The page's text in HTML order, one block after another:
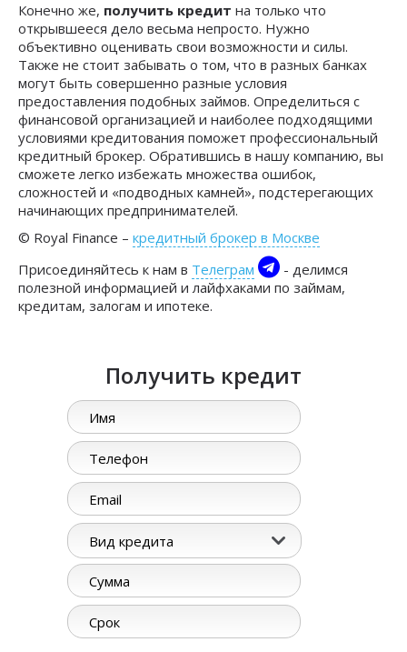
Конечно же, получить кредит на только что
открывшееся дело весьма непросто. Нужно
объективно оценивать свои возможности и силы.
Также не стоит забывать о том, что в разных банках
могут быть совершенно разные условия
предоставления подобных займов. Определиться с
финансовой организацией и наиболее подходящими
условиями кредитования поможет профессиональный
кредитный брокер. Обратившись в нашу компанию, вы
сможете легко избежать множества ошибок,
сложностей и «подводных камней», подстерегающих
начинающих предпринимателей.
© Royal Finance – кредитный брокер в Москве
Присоединяйтесь к нам в Телеграм
- делимся
полезной информацией и лайфхаками по займам,
кредитам, залогам и ипотеке.
Получить кредит
Вид кредита